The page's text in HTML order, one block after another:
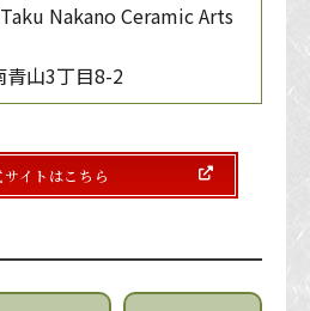
Nakano Ceramic Arts
青山3丁目8-2
サイトはこちら